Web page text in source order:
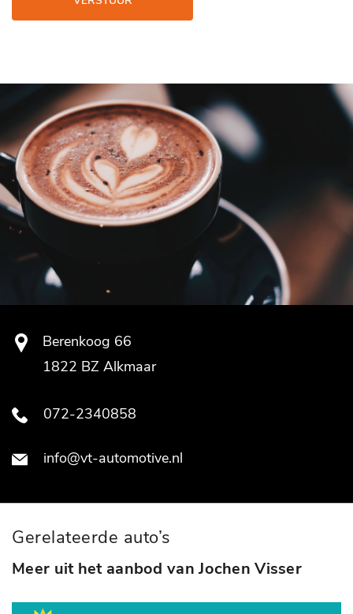
Berenkoog 66
1822 BZ Alkmaar
072-2340858
info@vt-automotive.nl
Gerelateerde auto’s
Meer uit het aanbod van Jochen Visser